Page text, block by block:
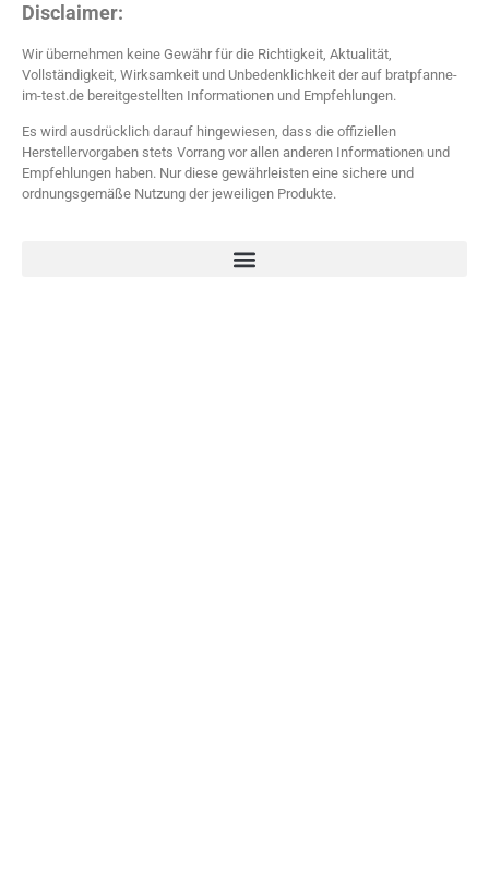
Disclaimer:
Wir übernehmen keine Gewähr für die Richtigkeit, Aktualität,
Vollständigkeit, Wirksamkeit und Unbedenklichkeit der auf bratpfanne-
im-test.de bereitgestellten Informationen und Empfehlungen.
Es wird ausdrücklich darauf hingewiesen, dass die offiziellen
Herstellervorgaben stets Vorrang vor allen anderen Informationen und
Empfehlungen haben. Nur diese gewährleisten eine sichere und
ordnungsgemäße Nutzung der jeweiligen Produkte.